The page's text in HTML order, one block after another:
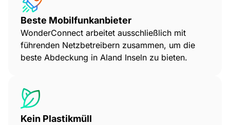
Beste Mobilfunkanbieter
WonderConnect arbeitet ausschließlich mit
führenden Netzbetreibern zusammen, um die
beste Abdeckung in Aland Inseln zu bieten.
Kein Plastikmüll